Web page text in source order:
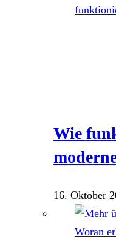
Wie
16. Oktober